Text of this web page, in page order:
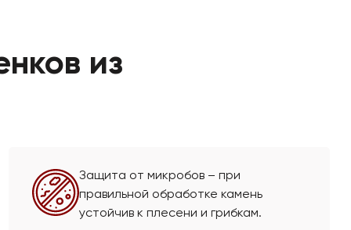
из
Защита от микробов – при
правильной обработке камень
устойчив к плесени и грибкам.